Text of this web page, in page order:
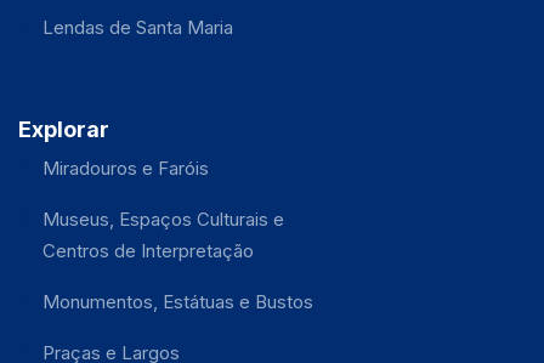
Lendas de Santa Maria
Explorar
Miradouros e Faróis
Museus, Espaços Culturais e
Centros de Interpretação
Monumentos, Estátuas e Bustos
Praças e Largos